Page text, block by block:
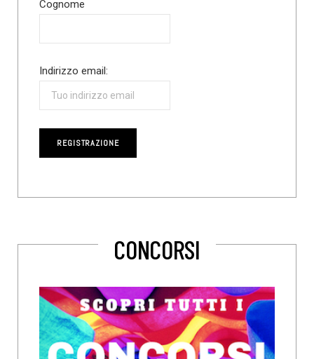
Cognome
Indirizzo email:
CONCORSI